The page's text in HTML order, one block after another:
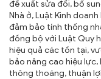
đề xuất sửa đổi, bổ
Nhà ở, Luật Kinh
đảm bảo tính thống
đồng bộ với Luật Quy
hiệu quả các tồn tại,
bảo nâng cao hiệu lực,
thông thoáng, thuận